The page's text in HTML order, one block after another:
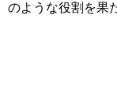
のような役割を果